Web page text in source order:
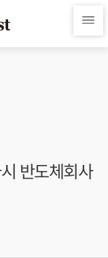
반도체회사